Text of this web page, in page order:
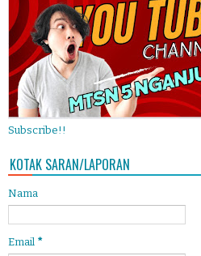
Subscribe!!
KOTAK SARAN/LAPORAN
Nama
Email *